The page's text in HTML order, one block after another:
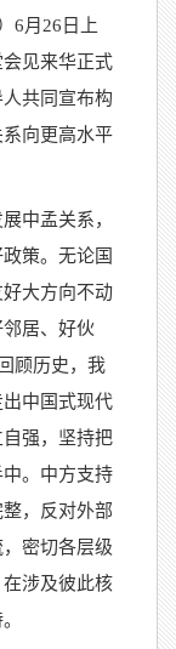
6月26日上
见来华正式
共同宣布构
向更高水平
中孟关系，
策。无论国
大方向不动
居、好伙
顾历史，我
中国式现代
强，坚持把
。中方支持
，反对外部
密切各层级
涉及彼此核